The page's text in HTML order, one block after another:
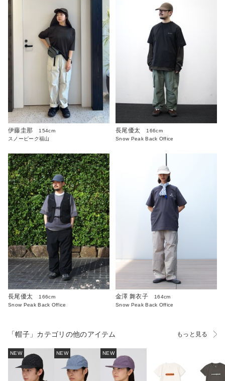
伊藤圭那
154cm
スノーピーク福山
長尾優太
166cm
Snow Peak Back Office
長尾優太
166cm
Snow Peak Back Office
金澤 舞衣子
164cm
Snow Peak Back Office
「帽子」カテゴリの他のアイテム もっと見る
NEW NEW NEW